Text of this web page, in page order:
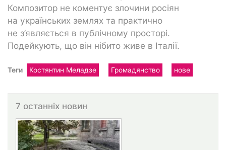
Композитор не коментує злочини росіян
на українських землях та практично
не з’являється в публічному просторі.
Подейкують, що він нібито живе в Італії.
Теги Костянтин Меладзе Громадянство нове
7 останніх новин